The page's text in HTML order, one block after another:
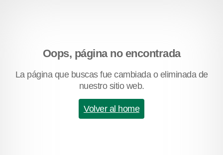
Oops, página no encontrada
La página que buscas fue cambiada o eliminada de
nuestro sitio web.
Volver al home